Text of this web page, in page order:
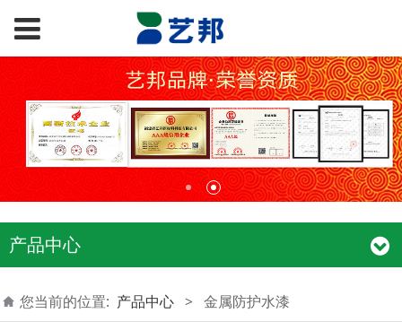
产品中心
您当前的位置: 产品中心 > 金属防护水漆